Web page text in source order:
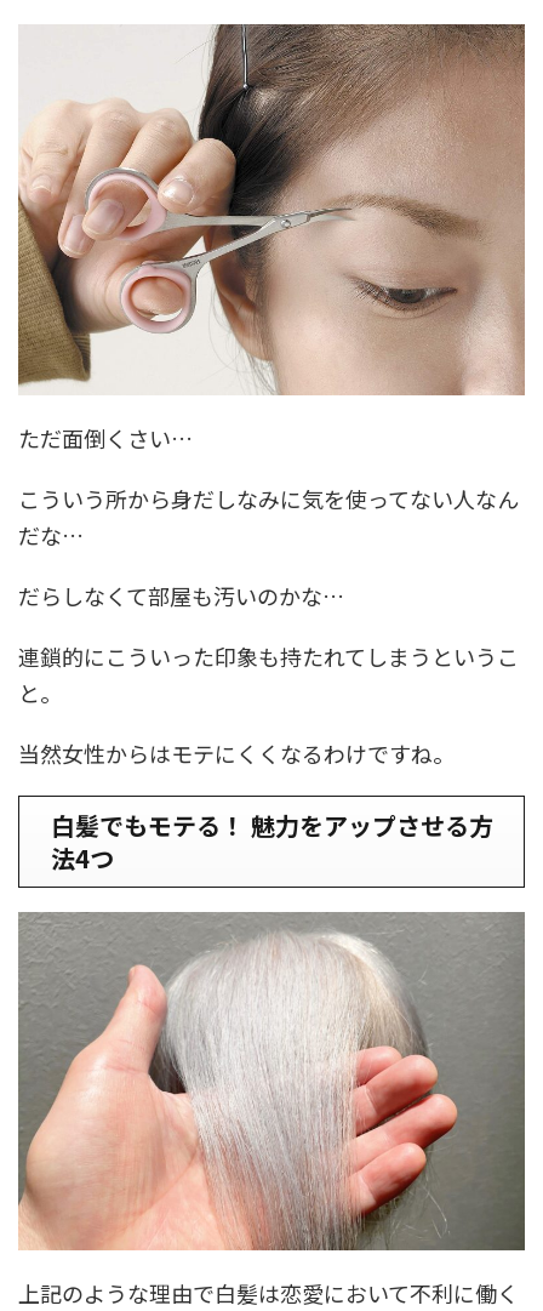
ただ面倒くさい…
こういう所から身だしなみに気を使ってない人なん
だな…
だらしなくて部屋も汚いのかな…
連鎖的にこういった印象も持たれてしまうというこ
と。
当然女性からはモテにくくなるわけですね。
白髪でもモテる！ 魅力をアップさせる方
法4つ
上記のような理由で白髪は恋愛において不利に働く